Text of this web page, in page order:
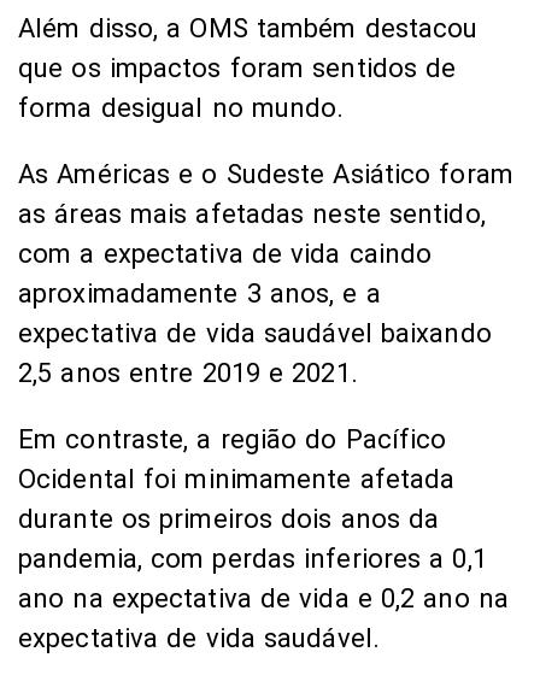
Além disso, a OMS também destacou
que os impactos foram sentidos de
forma desigual no mundo.
As Américas e o Sudeste Asiático foram
as áreas mais afetadas neste sentido,
com a expectativa de vida caindo
aproximadamente 3 anos, e a
expectativa de vida saudável baixando
2,5 anos entre 2019 e 2021.
Em contraste, a região do Pacífico
Ocidental foi minimamente afetada
durante os primeiros dois anos da
pandemia, com perdas inferiores a 0,1
ano na expectativa de vida e 0,2 ano na
expectativa de vida saudável.